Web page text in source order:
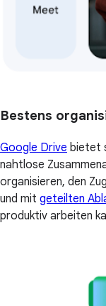
Bestens
Google Drive bietet
nahtlose
organisieren, den
und mit geteilten
produktiv arbeiten